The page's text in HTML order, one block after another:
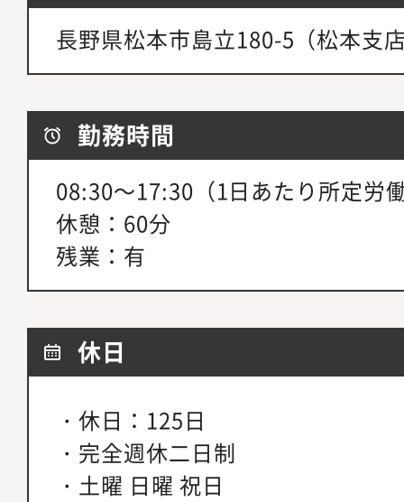
長野県松本市島立180-5（松本支
勤務時間
08:30～17:30（1日あたり所定労
休憩：60分
残業：有
休日
・休日：125日
・完全週休二日制
・土曜 日曜 祝日